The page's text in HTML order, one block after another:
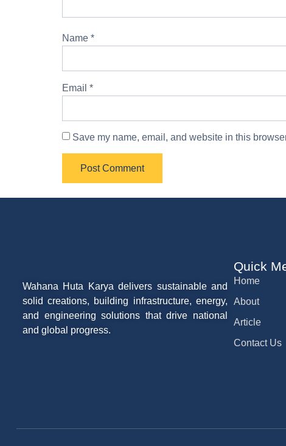
Name *
Email *
Save my name, email, and website in this
Wahana Huta Karya delivers sustainable and
solid creations, building infrastructure, energy,
and engineering solutions that drive national
and global progress.
Quick
Home
About
Article
Contact Us